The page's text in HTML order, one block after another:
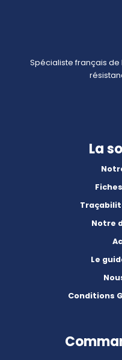
Spécialiste français de
La
Notre
Le
Conditions